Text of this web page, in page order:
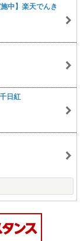
中】楽天でんき
日紅